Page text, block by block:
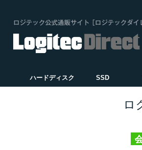
ハードディスク SSD
ロ